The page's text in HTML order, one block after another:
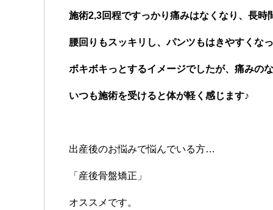
施術2,3回程ですっかり痛みはなくなり、長時
腰回りもスッキリし、パンツもはきやすくな
ボキボキっとするイメージでしたが、痛みのな
いつも施術を受けると体が軽く感じます♪
出産後のお悩みで悩んでいる方…
「産後骨盤矯正」
オススメです。